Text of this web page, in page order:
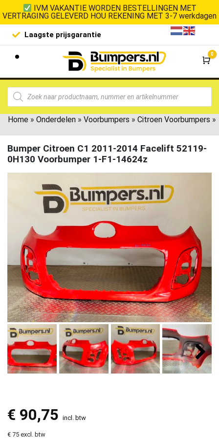
IVM VAKANTIE WORDEN BESTELLINGEN MET
VERTRAGING GELEVERD HOU REKENING MET 3-7 werkdagen
Laagste prijsgarantie De
0
Home » Onderdelen » Voorbumpers » Citroen Voorbumpers »
Bumper Citroen C1 2011-2014 Facelift 52119-
0H130 Voorbumper 1-F1-14624z
€ 90,75 incl. btw
€ 75 excl. btw